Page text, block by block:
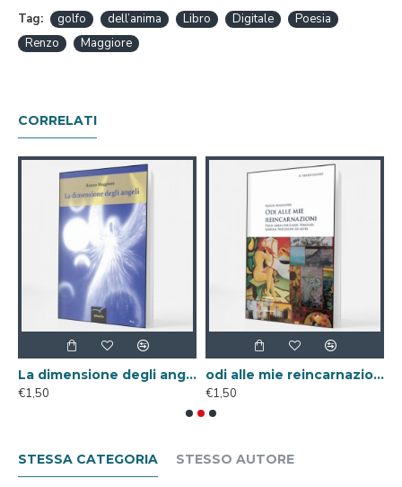
Tag: golfo dell’anima Libro Digitale
Poesia
Renzo
Maggiore
CORRELATI
La dimensione degli angeli ( Libro Digitale )
€1,50
odi alle mie reincarnazioni ( Libro Digitale )
€1,50
STESSA CATEGORIA STESSO AUTORE